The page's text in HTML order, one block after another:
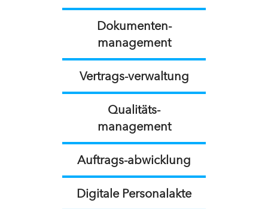
Dokumenten-
management
Vertrags-verwaltung
Qualitäts-
management
Auftrags-abwicklung
Digitale Personalakte